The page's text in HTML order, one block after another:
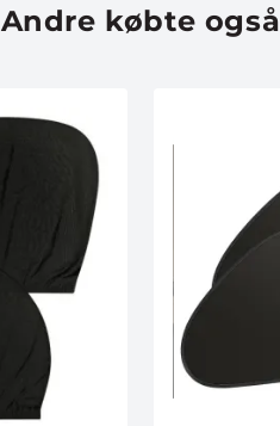
Andre købte også